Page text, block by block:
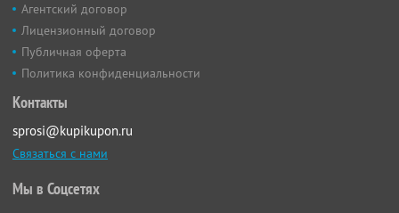
Агентский договор
Лицензионный договор
Публичная оферта
Политика конфиденциальности
Контакты
sprosi@kupikupon.ru
Связаться с нами
Мы в Соцсетях